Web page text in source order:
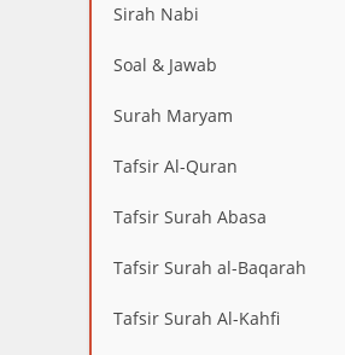
Sirah Nabi
Soal & Jawab
Surah Maryam
Tafsir Al-Quran
Tafsir Surah Abasa
Tafsir Surah al-Baqarah
Tafsir Surah Al-Kahfi